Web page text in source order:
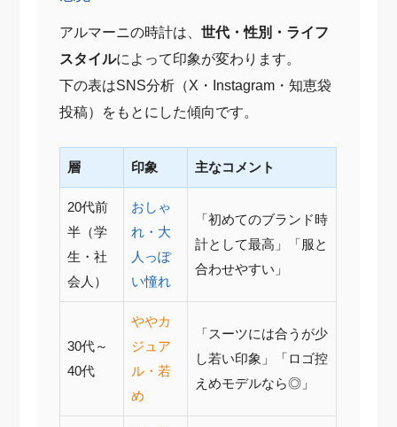
アルマーニの時計は、世代・性別・ライフ
スタイルによって印象が変わります。
下の表はSNS分析（X・Instagram・知恵袋
投稿）をもとにした傾向です。
層 印象 主なコメント
20代前
半（学
生・社
会人）
おしゃ
れ・大
人っぽ
い憧れ
「初めてのブランド時
計として最高」「服と
合わせやすい」
30代～
40代
ややカ
ジュア
ル・若
め
「スーツには合うが少
し若い印象」「ロゴ控
えめモデルなら◎」